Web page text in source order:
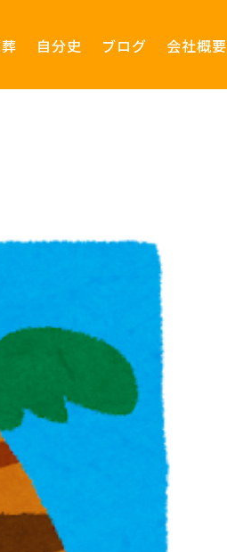
自分史 ブログ 会社概要